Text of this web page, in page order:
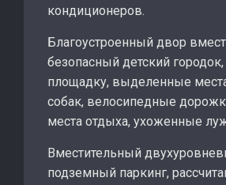
кондиционеров.
Благоустроенный двор
безопасный детский
площадку, выделенные
собак, велосипедные
места отдыха, ухоженные
Вместительный
подземный паркинг,